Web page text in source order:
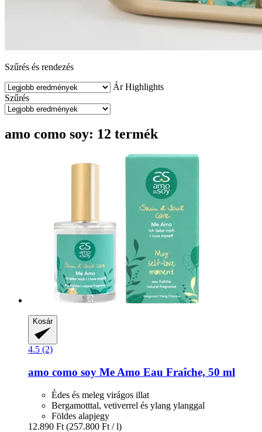
Szűrés és rendezés
Ár Highlights
Szűrés
amo como soy: 12 termék
Kosár
4.5 (2)
amo como soy Me Amo Eau Fraîche, 50 ml
Édes és meleg virágos illat
Bergamotttal, vetiverrel és ylang ylanggal
Földes alapjegy
12.890 Ft (257.800 Ft / l)